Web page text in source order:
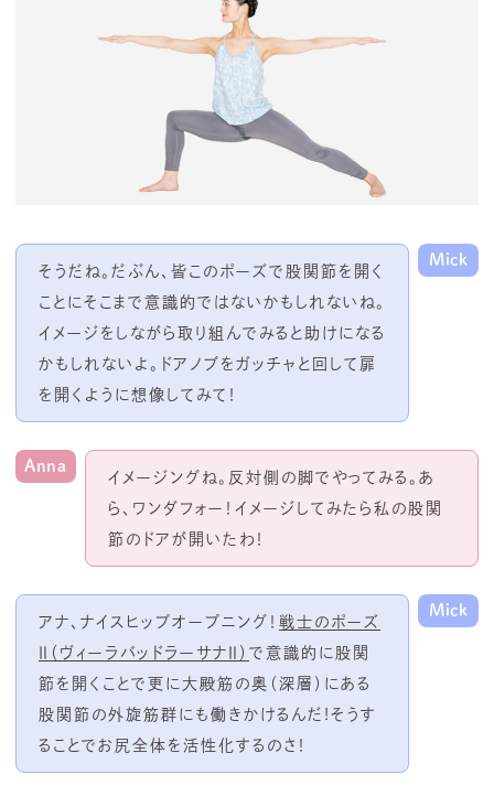
そうだね。だぶん、皆このポーズで股関節を開く
ことにそこまで意識的ではないかもしれないね。
イメージをしながら取り組んでみると助けになる
かもしれないよ。ドアノブをガッチャと回して扉
を開くように想像してみて！
Mick
Anna
イメージングね。反対側の脚でやってみる。あ
ら、ワンダフォー！イメージしてみたら私の股関
節のドアが開いたわ！
アナ、ナイスヒップオープニング！ 戦士のポーズ
Ⅱ（ヴィーラバッドラーサナⅡ） で意識的に股関
節を開くことで更に大殿筋の奥（深層）にある
股関節の外旋筋群にも働きかけるんだ!そうす
ることでお尻全体を活性化するのさ！
Mick